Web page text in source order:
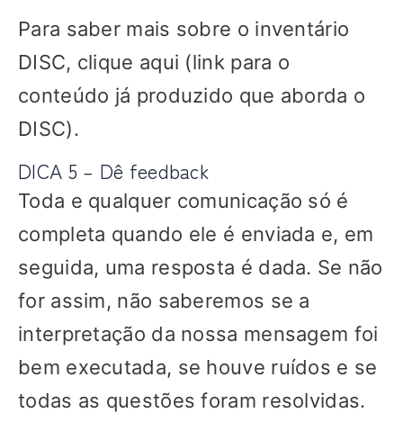
Para saber mais sobre o inventário
DISC, clique aqui (link para o
conteúdo já produzido que aborda o
DISC).
DICA 5 – Dê feedback
Toda e qualquer comunicação só é
completa quando ele é enviada e, em
seguida, uma resposta é dada. Se não
for assim, não saberemos se a
interpretação da nossa mensagem foi
bem executada, se houve ruídos e se
todas as questões foram resolvidas.